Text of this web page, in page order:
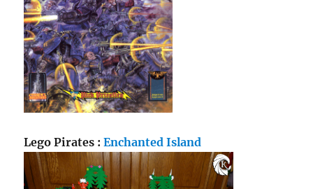
Lego Pirates :Enchanted Island